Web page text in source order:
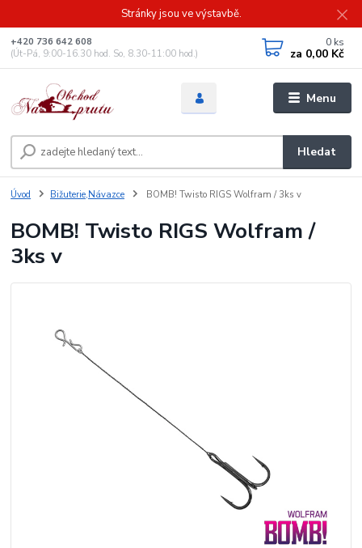
Stránky jsou ve výstavbě.
Menu
Hledat
+420 736 642 608
(Út-Pá, 9:00-16.30 hod. So, 8.30-11:00 hod.)
0 ks
za 0,00 Kč
Úvod Bižuterie,Návazce BOMB! Twisto RIGS Wolfram / 3ks v
BOMB! Twisto RIGS Wolfram /
3ks v